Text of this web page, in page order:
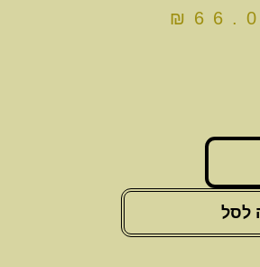
₪
לסל